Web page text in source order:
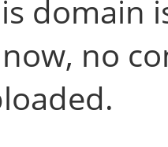
domain
no